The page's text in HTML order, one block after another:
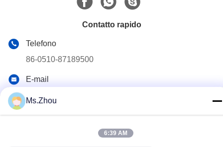
Contatto rapido
Telefono
86-0510-87189500
E-mail
Indirizzo
Città di Dingshu, città di Yixing, provincia di Jiangsu
Ms.Zhou
6:39 AM